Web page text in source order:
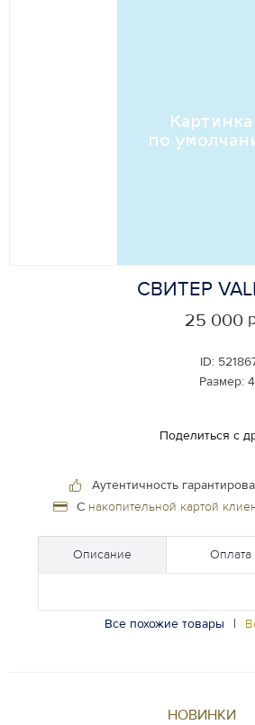
СВИТЕР
ID:
Размер:
25 000
Поделиться с
Аутентичность
С накопительной картой
Описание Оплата
Все похожие товары |
НОВИНКИ